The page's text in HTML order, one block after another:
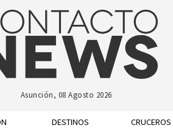
Asunción, 08 Agosto 2026
DESTINOS CRUCEROS